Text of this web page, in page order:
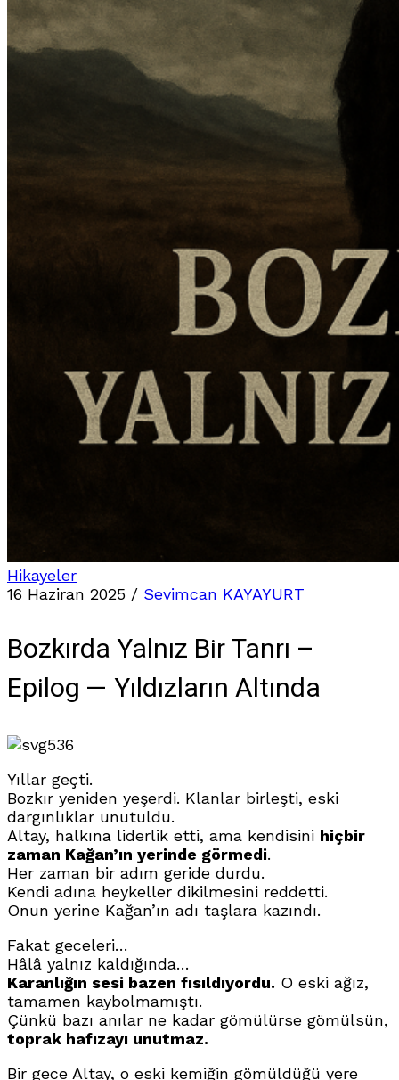
Hikayeler
16 Haziran 2025 / Sevimcan KAYAYURT
Bozkırda Yalnız Bir Tanrı –
Epilog — Yıldızların Altında
536
Yıllar geçti.
Bozkır yeniden yeşerdi. Klanlar birleşti, eski
dargınlıklar unutuldu.
Altay, halkına liderlik etti, ama kendisini hiçbir
zaman Kağan’ın yerinde görmedi.
Her zaman bir adım geride durdu.
Kendi adına heykeller dikilmesini reddetti.
Onun yerine Kağan’ın adı taşlara kazındı.
Fakat geceleri…
Hâlâ yalnız kaldığında…
Karanlığın sesi bazen fısıldıyordu. O eski ağız,
tamamen kaybolmamıştı.
Çünkü bazı anılar ne kadar gömülürse gömülsün,
toprak hafızayı unutmaz.
Bir gece Altay, o eski kemiğin gömüldüğü yere